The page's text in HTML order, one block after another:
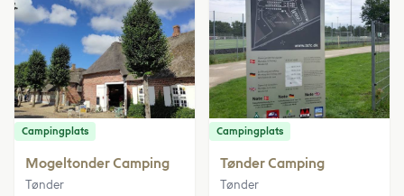
Campingplats
Mogeltonder Camping
Tønder
Campingplats
Tønder Camping
Tønder